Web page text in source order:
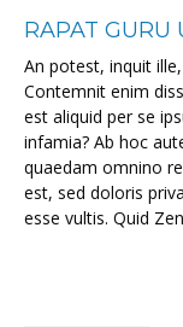
RAPAT GURU
An potest, inquit
Contemnit enim
est aliquid per se
infamia? Ab hoc
quaedam omnino
est, sed doloris
esse vultis. Quid